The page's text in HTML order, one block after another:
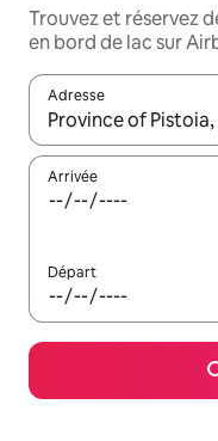
Trouvez et réservez
en bord de lac sur
Adresse
Lorsque les résultats
Arrivée
Départ